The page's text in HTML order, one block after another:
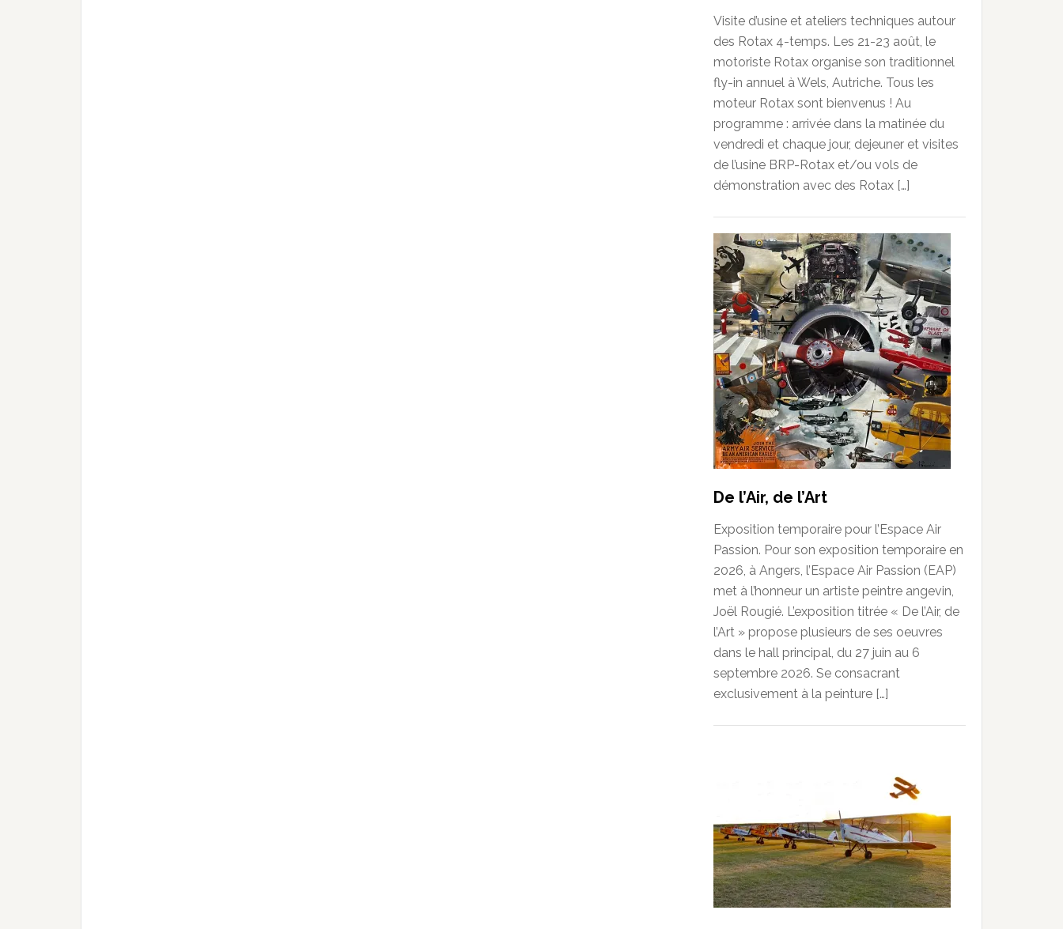
Visite d’usine et ateliers techniques autour
des Rotax 4-temps. Les 21-23 août, le
motoriste Rotax organise son traditionnel
fly-in annuel à Wels, Autriche. Tous les
moteur Rotax sont bienvenus ! Au
programme : arrivée dans la matinée du
vendredi et chaque jour, dejeuner et visites
de l’usine BRP-Rotax et/ou vols de
démonstration avec des Rotax […]
De l’Air, de l’Art
Exposition temporaire pour l’Espace Air
Passion. Pour son exposition temporaire en
2026, à Angers, l’Espace Air Passion (EAP)
met à l’honneur un artiste peintre angevin,
Joël Rougié. L’exposition titrée « De l’Air, de
l’Art » propose plusieurs de ses oeuvres
dans le hall principal, du 27 juin au 6
septembre 2026. Se consacrant
exclusivement à la peinture […]